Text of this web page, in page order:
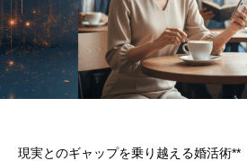
現実とのギャップを乗り越える婚活術**